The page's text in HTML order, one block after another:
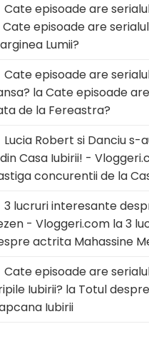
Cate episoade are
Cate episoade are
Lumii?
Cate episoade are
laCate episoade
de la Fereastra?
Lucia Robert si Danciu s-
Casa Iubirii! -
concurentii de la
3 lucruri interesante
- Vloggeri.com la3
actrita Mahassine
Cate episoade are
Iubirii? la Totul
Iubirii